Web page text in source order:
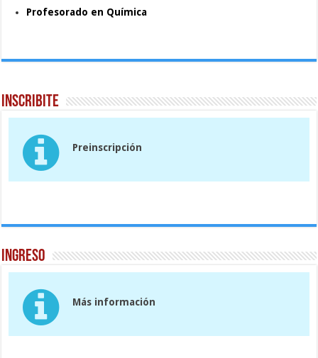
Profesorado en Química
Inscribite
Preinscripción
Ingreso
Más información